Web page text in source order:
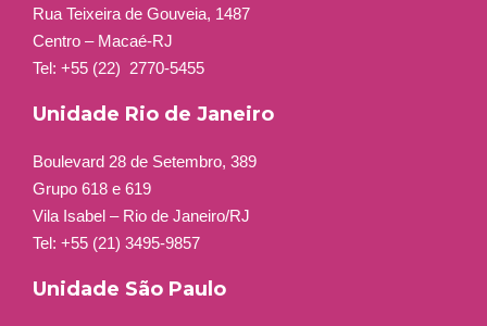
Rua Teixeira de Gouveia, 1487
Centro – Macaé-RJ
Tel: +55 (22) 2770-5455
Unidade Rio de Janeiro
Boulevard 28 de Setembro, 389
Grupo 618 e 619
Vila Isabel – Rio de Janeiro/RJ
Tel: +55 (21) 3495-9857
Unidade São Paulo